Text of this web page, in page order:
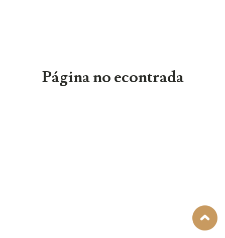
Página no econtrada